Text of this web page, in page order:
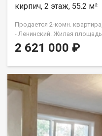
кирпич, 2 этаж, 55.2 м²
Продается 2-комн.
- Ленинский. Жилая
располагается на 2 этаже
года постройки. Отдел
2 621 000 ₽